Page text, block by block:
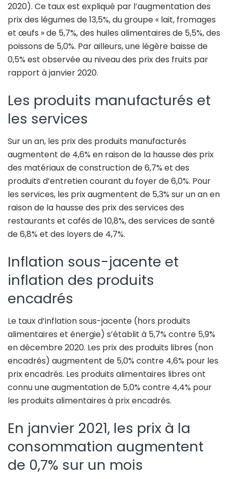
2020). Ce taux est expliqué par l’augmentation des
prix des légumes de 13,5%, du groupe « lait, fromages
et œufs » de 5,7%, des huiles alimentaires de 5,5%, des
poissons de 5,0%. Par ailleurs, une légère baisse de
0,5% est observée au niveau des prix des fruits par
rapport à janvier 2020.
Les produits manufacturés et
les services
Sur un an, les prix des produits manufacturés
augmentent de 4,6% en raison de la hausse des prix
des matériaux de construction de 6,7% et des
produits d’entretien courant du foyer de 6,0%. Pour
les services, les prix augmentent de 5,3% sur un an en
raison de la hausse des prix des services des
restaurants et cafés de 10,8%, des services de santé
de 6,8% et des loyers de 4,7%.
Inflation sous-jacente et
inflation des produits
encadrés
Le taux d’inflation sous-jacente (hors produits
alimentaires et énergie) s’établit à 5,7% contre 5,9%
en décembre 2020. Les prix des produits libres (non
encadrés) augmentent de 5,0% contre 4,6% pour les
prix encadrés. Les produits alimentaires libres ont
connu une augmentation de 5,0% contre 4,4% pour
les produits alimentaires à prix encadrés.
En janvier 2021, les prix à la
consommation augmentent
de 0,7% sur un mois